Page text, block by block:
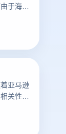
于海外
器。要
需要知
非常相
亚马逊
关性而
法？